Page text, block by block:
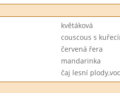
květáková
couscous s
červená řera
mandarinka
čaj lesní